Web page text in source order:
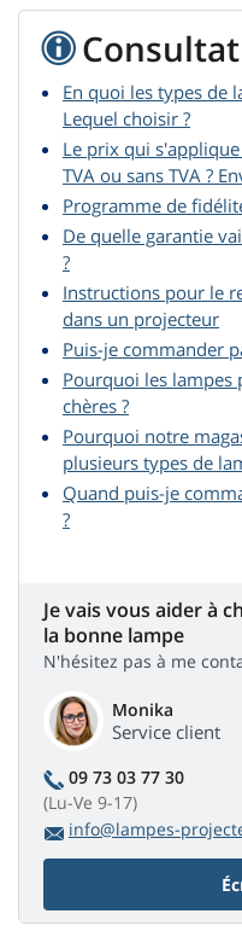
En quoi les types de
Lequel choisir ?
Le prix qui
TVA ou sans TVA ?
Programme de
De quelle garantie
?
Instructions pour le
dans un projecteur
Puis-je commander
Pourquoi les lampes
chères ?
Pourquoi notre
plusieurs types de
Quand puis-je
?
Je vais vous aider à
la bonne lampe
N'hésitez pas à me
Monika
Service client
09 73 03 77 30
(Lu-Ve 9-17)
info@lampes-